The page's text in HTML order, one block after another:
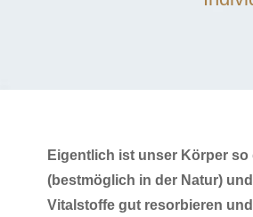
Eigentlich ist unser Körper
(bestmöglich in der Natur)
Vitalstoffe gut resorbieren